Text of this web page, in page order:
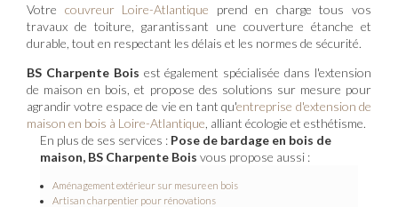
Votre couvreur Loire-Atlantique prend en charge tous vos
travaux de toiture, garantissant une couverture étanche et
durable, tout en respectant les délais et les normes de sécurité.
BS Charpente Bois est également spécialisée dans l'extension
de maison en bois, et propose des solutions sur mesure pour
agrandir votre espace de vie en tant qu'entreprise d'extension de
maison en bois à Loire-Atlantique , alliant écologie et esthétisme.
En plus de ses services : Pose de bardage en bois de
maison, BS Charpente Bois vous propose aussi :
Aménagement extérieur sur mesure en bois
Artisan charpentier pour rénovations